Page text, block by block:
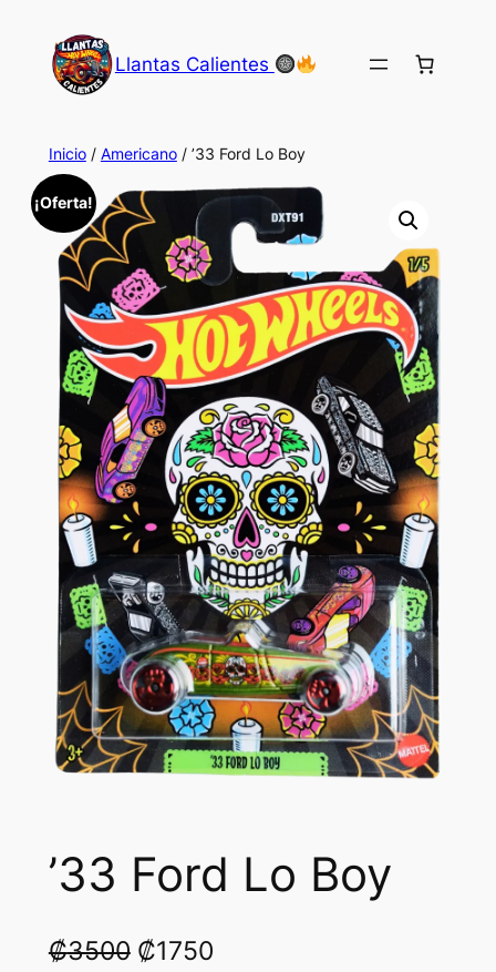
contenido
Llantas Calientes
Inicio/ Americano/ ’33 Ford Lo Boy
¡Oferta!
’33 Ford Lo Boy
₡3500 O
₡1750C